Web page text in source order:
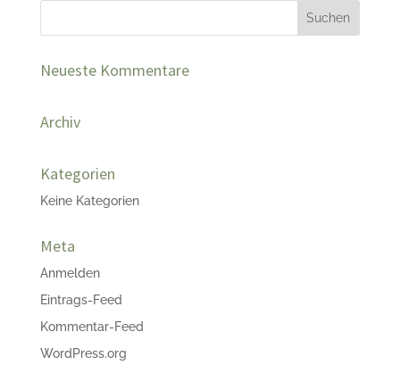
Neueste Kommentare
Archiv
Kategorien
Keine Kategorien
Meta
Anmelden
Eintrags-Feed
Kommentar-Feed
WordPress.org